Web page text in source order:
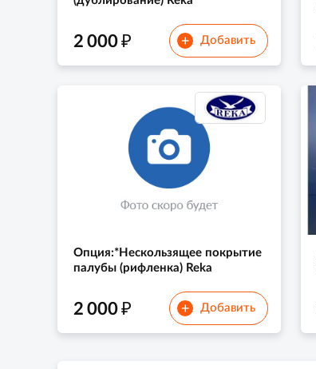
2 000₽ + Добавить
Опция:*Нескользящее покрытие
палубы (рифленка) Reka
2 000₽ + Добавить